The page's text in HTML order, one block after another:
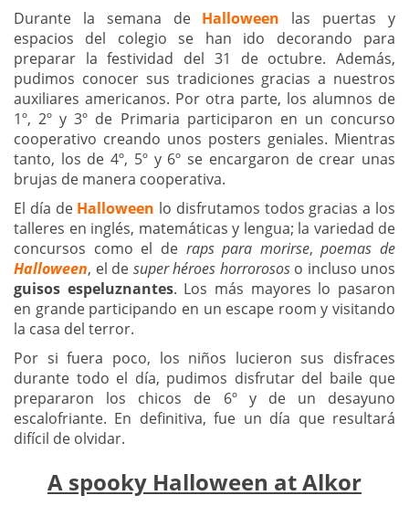
Durante la semana de Halloween
las puertas y
espacios del colegio se han ido decorando para
preparar la festividad del 31 de octubre. Además,
pudimos conocer sus tradiciones gracias a nuestros
auxiliares americanos. Por otra parte, los alumnos de
1º, 2º y 3º de Primaria participaron en un concurso
cooperativo creando unos posters geniales. Mientras
tanto, los de 4º, 5º y 6º se encargaron de crear unas
brujas de manera cooperativa.
El día de Halloween lo disfrutamos todos gracias a los
talleres en inglés, matemáticas y lengua; la variedad de
concursos como el de raps para morirse,poemas de
Halloween, el de super héroes horrorososo incluso unos
guisos espeluznantes. Los más mayores lo pasaron
en grande participando en un escape room y visitando
la casa del terror.
Por si fuera poco, los niños lucieron sus disfraces
durante todo el día, pudimos disfrutar del baile que
prepararon los chicos de 6º y de un desayuno
escalofriante. En definitiva, fue un día que resultará
difícil de olvidar.
A spooky Halloween at Alkor